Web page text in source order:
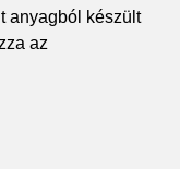
anyagból készült
az